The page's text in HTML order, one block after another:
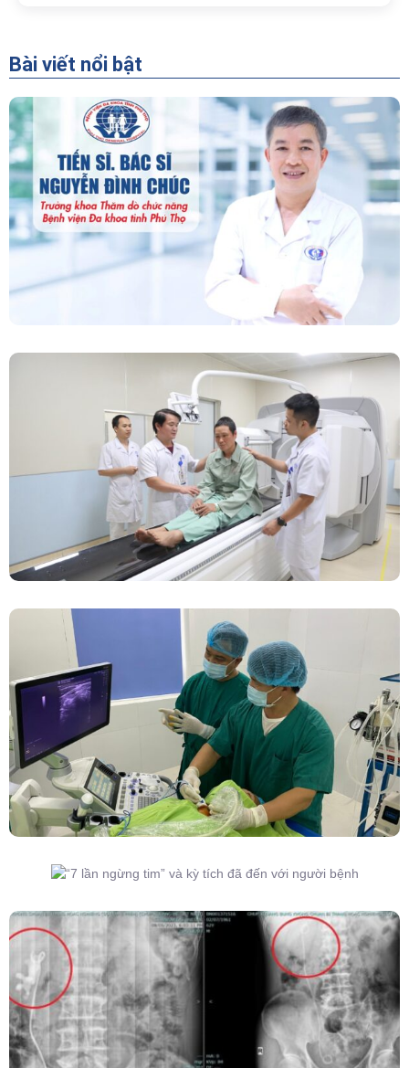
Bài viết nổi bật
“Người Dẫn Đường” Của Khoa Thăm Dò Chức
Năng – Bệnh Viện Đa Khoa Tỉnh Phú Thọ
Chính Thức Vận Hành Máy Xạ Hình Thế Hệ
Mới Spect/CT Trong Chẩn Đoán Và Điều Trị
Ung Thư Tại Bệnh Viện Đa Khoa Tỉnh Phú Thọ
Đốt Sóng Cao Tần Dưới Siêu Âm, Điều Trị U
Lành Tuyến Giáp Không Cần Phẫu Thuật
Người Bệnh
Kết Hợp Tán Sỏi Qua Da Và Tán Sỏi Nội Soi
Ống Mềm – Kỹ Thuật Cao Loại Bỏ Triệt Để Sỏi
San Hô Thận